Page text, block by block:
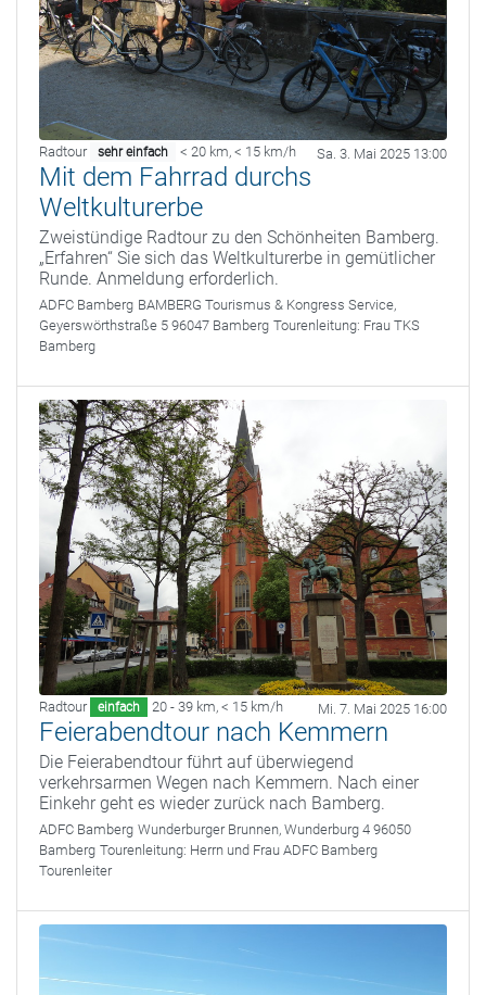
Radtour sehr einfach < 20 km, < 15 km/h Sa. 3. Mai 2025 13:00
Mit dem Fahrrad durchs
Weltkulturerbe
Zweistündige Radtour zu den Schönheiten Bamberg.
„Erfahren“ Sie sich das Weltkulturerbe in gemütlicher
Runde. Anmeldung erforderlich.
ADFC Bamberg BAMBERG Tourismus & Kongress Service,
Geyerswörthstraße 5 96047 Bamberg Tourenleitung: Frau TKS
Bamberg
Radtour einfach 20 - 39 km, < 15 km/h Mi. 7. Mai 2025 16:00
Feierabendtour nach Kemmern
Die Feierabendtour führt auf überwiegend
verkehrsarmen Wegen nach Kemmern. Nach einer
Einkehr geht es wieder zurück nach Bamberg.
ADFC Bamberg Wunderburger Brunnen, Wunderburg 4 96050
Bamberg Tourenleitung: Herrn und Frau ADFC Bamberg
Tourenleiter